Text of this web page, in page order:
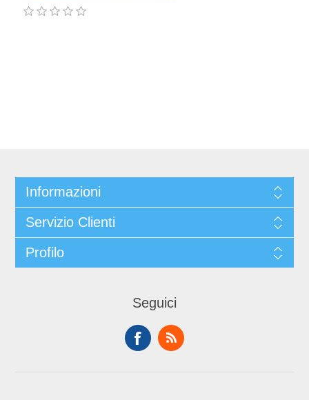
Informazioni
Servizio Clienti
Profilo
Seguici